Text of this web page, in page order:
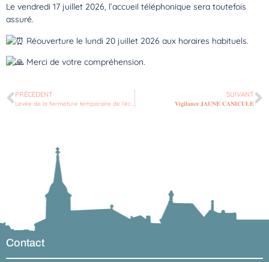
Le vendredi 17 juillet 2026, l’accueil téléphonique sera toutefois
assuré.
Réouverture le lundi 20 juillet 2026 aux horaires habituels.
Merci de votre compréhension.
PRÉCÉDENT SUIVANT
𝐕𝐢𝐠𝐢𝐥𝐚𝐧𝐜𝐞 𝐉𝐀𝐔𝐍𝐄 𝐂𝐀𝐍𝐈𝐂𝐔𝐋𝐄
Contact